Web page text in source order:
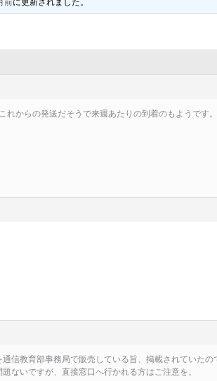
からの発送だそうで来週あたりの到着のもようです
信教育部事務局で販売している旨、掲載されていた
ないですが、直接窓口へ行かれる方はご注意を。